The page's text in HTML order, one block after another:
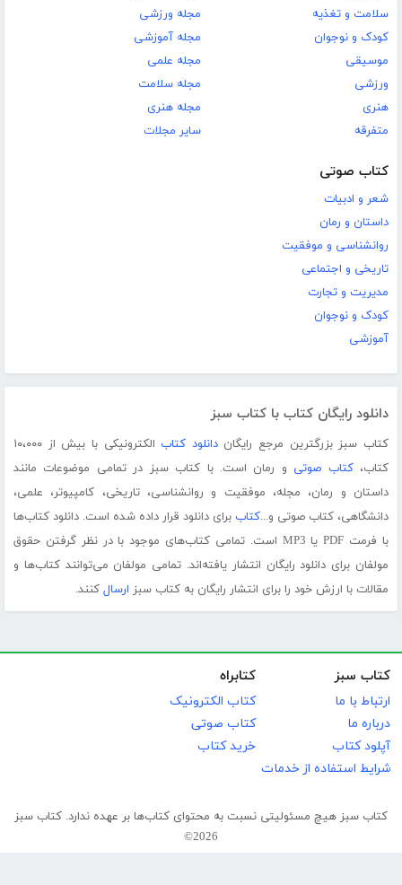
سلامت و تغذیه
کودک و نوجوان
موسیقی
ورزشی
هنری
متفرقه
مجله ورزشی
مجله آموزشی
مجله علمی
مجله سلامت
مجله هنری
سایر مجلات
کتاب صوتی
شعر و ادبیات
داستان و رمان
روانشناسی و موفقیت
تاریخی و اجتماعی
مدیریت و تجارت
کودک و نوجوان
آموزشی
دانلود رایگان کتاب با کتاب سبز
کتاب سبز بزرگترین مرجع رایگاندانلود کتاب
الکترونیکی با بیش از ۱۰،۰۰۰
کتاب،کتاب صوتی و رمان است. با کتاب سبز در تمامی موضوعات مانند
داستان و رمان، مجله، موفقیت و روانشناسی، تاریخی، کامپیوتر، علمی،
دانشگاهی، کتاب صوتی و...کتاب برای دانلود قرار داده شده است. دانلود کتاب‌ها
با فرمت PDF یا MP3 است. تمامی کتاب‌های موجود با در نظر گرفتن حقوق
مولفان برای دانلود رایگان انتشار یافته‌اند. تمامی مولفان می‌توانند کتاب‌ها و
مقالات با ارزش خود را برای انتشار رایگان به کتاب سبز ارسال کنند.
کتاب سبز
ارتباط با ما
درباره ما
آپلود کتاب
شرایط استفاده از خدمات
کتابراه
کتاب الکترونیک
کتاب صوتی
خرید کتاب
کتاب سبز هیچ مسئولیتی نسبت به محتوای کتاب‌ها بر عهده ندارد. کتاب سبز
2026©